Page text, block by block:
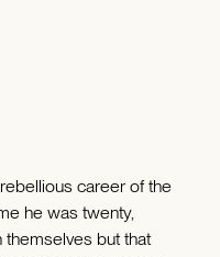
career of the
he was twenty,
but that